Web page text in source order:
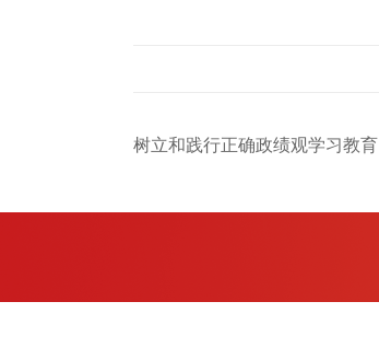
树立和践行正确政绩观学习教育